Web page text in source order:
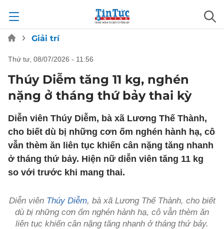
Giải trí
thứ tư, 08/07/2026 - 11:56
Thúy Diễm tăng 11 kg, nghén
nặng ở tháng thứ bảy thai kỳ
Diễn viên Thúy Diễm, bà xã Lương Thế Thành,
cho biết dù bị những cơn ốm nghén hành hạ, cô
vẫn thèm ăn liên tục khiến cân nặng tăng nhanh
ở tháng thứ bảy. Hiện nữ diễn viên tăng 11 kg
so với trước khi mang thai.
Diễn viên Thúy Diễm, bà xã Lương Thế Thành, cho biết
dù bị những cơn ốm nghén hành hạ, cô vẫn thèm ăn
liên tục khiến cân nặng tăng nhanh ở tháng thứ bảy.